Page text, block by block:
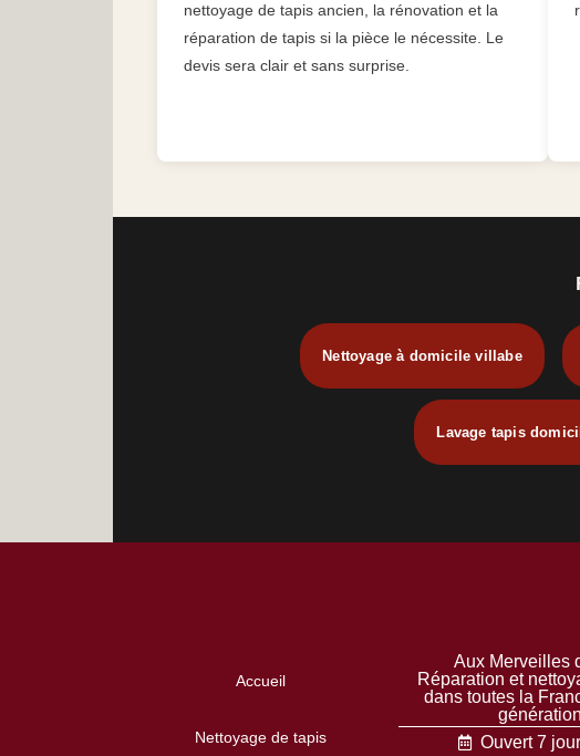
nettoyage de tapis ancien, la rénovation et la
réparation de tapis si la pièce le nécessite. Le
devis sera clair et sans surprise.
Nettoyage à domicile villabe
Lavage tapis
Accueil
Nettoyage de tapis
Aux Merveilles
Réparation et
dans toutes la
Ouvert 7